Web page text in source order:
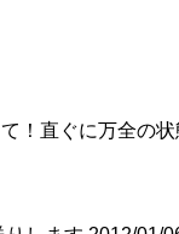
！直ぐに万全の状